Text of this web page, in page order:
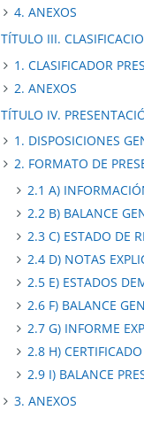
4. ANEXOS
TÍTULO III.
1. CLASIFICADOR
2. ANEXOS
TÍTULO IV.
1. DISPOSICIONES
2. FORMATO DE
2.1 A)
2.2 B) BALANCE
2.3 C) ESTADO DE
2.4 D) NOTAS
2.5 E) ESTADOS
2.6 F) BALANCE
2.7 G) INFORME
2.8 H)
2.9 I) BALANCE
3. ANEXOS